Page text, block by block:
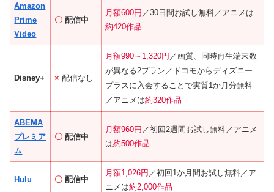
Amazon
Prime
Video
〇 配信中
月額600円 ／30日間お試し無料／アニメは
約420作品
Disney+ × 配信なし
月額990～1,320円 ／画質、同時再生端末数
が異なる2プラン／ ドコモからディズニー
プラスに入会することで実質1か月分無料
／ アニメは約320作品
ABEMA
プレミア
ム
〇 配信中
月額960円 ／初回2週間お試し無料／アニメ
は約500作品
Hulu 〇 配信中
月額1,026円 ／初回1か月間お試し無料／ア
ニメは約2,000作品